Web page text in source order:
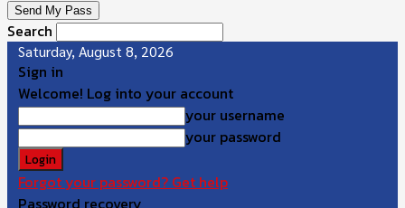
Search
Saturday, August 8, 2026
Sign in
Welcome! Log into your account
your username
your password
Forgot your password? Get help